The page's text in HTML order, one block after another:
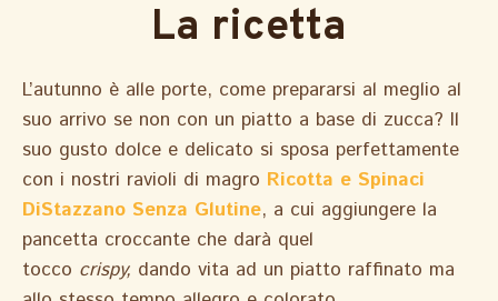
La ricetta
L’autunno è alle porte, come prepararsi al meglio al
suo arrivo se non con un piatto a base di zucca? Il
suo gusto dolce e delicato si sposa perfettamente
con i nostri ravioli di magro Ricotta e Spinaci
DiStazzano Senza Glutine, a cui aggiungere la
pancetta croccante che darà quel
tocco crispy, dando vita ad un piatto raffinato ma